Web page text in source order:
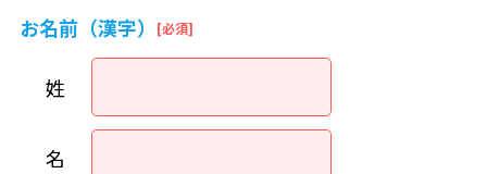
お名前（漢字）
姓
名